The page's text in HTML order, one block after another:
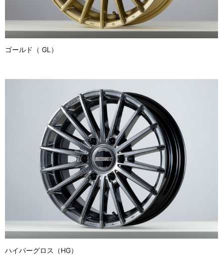
ゴールド（ GL）
ハイパーグロス（HG）